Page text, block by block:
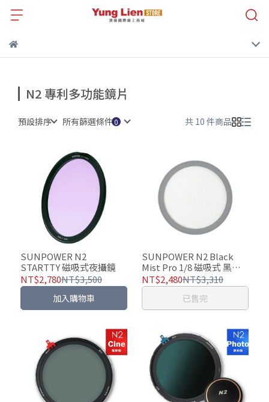
N2 專利多功能鏡片
預設排序 所有篩選條件 共 10 件商品
SUNPOWER N2
STARTTY 磁吸式夜攝鏡
NT$2,780NT$3,500
加入購物車
SUNPOWER N2 Black
Mist Pro 1/8 磁吸式 黑柔
焦片 — 含N2專用接環
NT$2,480NT$3,310
已售完